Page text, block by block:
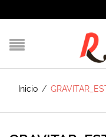
Inicio /